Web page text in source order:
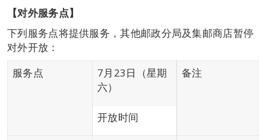
【对外服务点】
下列服务点将提供服务，其他邮政分局及集邮商店暂停
对外开放：
服务点
7月23日（星期
六）
备注
开放时间